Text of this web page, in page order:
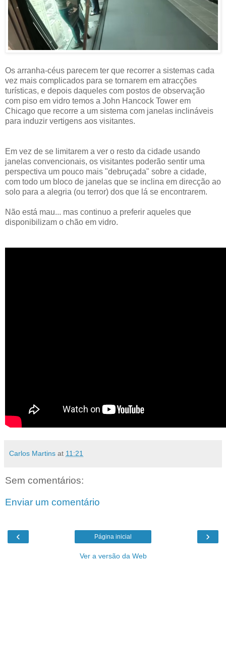
Os arranha-céus parecem ter que recorrer a sistemas cada
vez mais complicados para se tornarem em atracções
turísticas, e depois daqueles com postos de observação
com piso em vidro temos a John Hancock Tower em
Chicago que recorre a um sistema com janelas inclináveis
para induzir vertigens aos visitantes.
Em vez de se limitarem a ver o resto da cidade usando
janelas convencionais, os visitantes poderão sentir uma
perspectiva um pouco mais "debruçada" sobre a cidade,
com todo um bloco de janelas que se inclina em direcção ao
solo para a alegria (ou terror) dos que lá se encontrarem.
Não está mau... mas continuo a preferir aqueles que
disponibilizam o chão em vidro.
Carlos Martins at 11:21
Sem comentários:
Enviar um comentário
‹ ›
Página inicial
Ver a versão da Web